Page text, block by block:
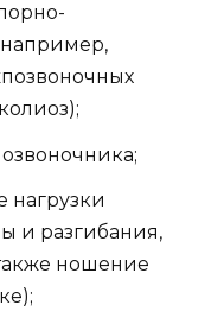
нагрузки
и разгибания,
ношение